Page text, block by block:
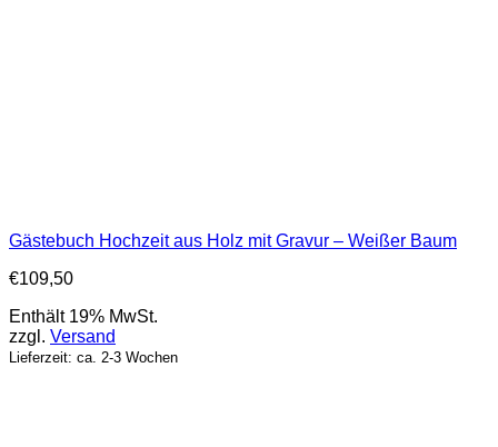
Gästebuch Hochzeit aus Holz mit Gravur – Weißer Baum
€109,50
Enthält 19% MwSt.
zzgl. Versand
Lieferzeit: ca. 2-3 Wochen